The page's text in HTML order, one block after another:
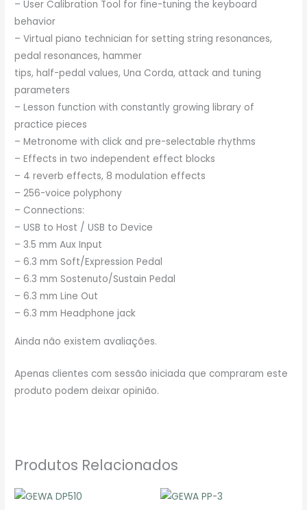
– User Calibration Tool for fine-tuning the keyboard
behavior
– Virtual piano technician for setting string resonances,
pedal resonances, hammer
tips, half-pedal values, Una Corda, attack and tuning
parameters
– Lesson function with constantly growing library of
practice pieces
– Metronome with click and pre-selectable rhythms
– Effects in two independent effect blocks
– 4 reverb effects, 8 modulation effects
– 256-voice polyphony
– Connections:
– USB to Host / USB to Device
– 3.5 mm Aux Input
– 6.3 mm Soft/Expression Pedal
– 6.3 mm Sostenuto/Sustain Pedal
– 6.3 mm Line Out
– 6.3 mm Headphone jack
Ainda não existem avaliações.
Apenas clientes com sessão iniciada que compraram este
produto podem deixar opinião.
Produtos Relacionados